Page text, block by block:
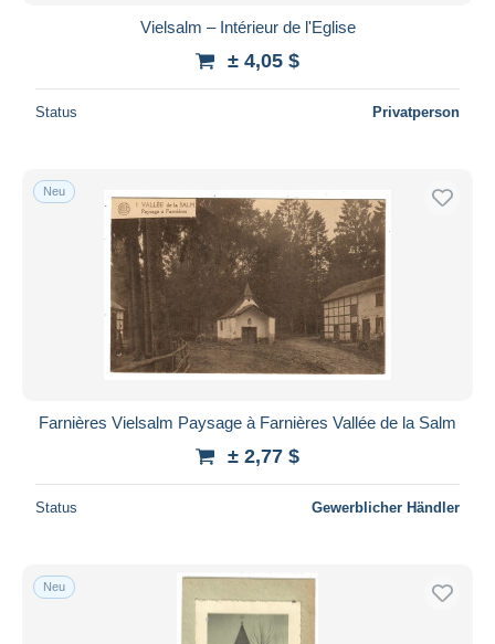
Vielsalm – Intérieur de l'Eglise
± 4,05 $
Status Privatperson
Neu
Farnières Vielsalm Paysage à Farnières Vallée de la Salm
± 2,77 $
Status Gewerblicher Händler
Neu